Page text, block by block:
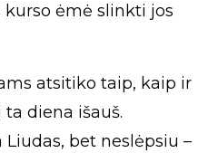
ėmė slinkti jos
atsitiko taip, kaip ir
diena išauš.
bet neslėpsiu –